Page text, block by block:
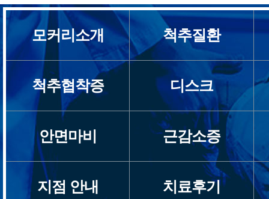
모커리소개 척추질환
척추협착증 디스크
안면마비 근감소증
지점 안내 치료후기